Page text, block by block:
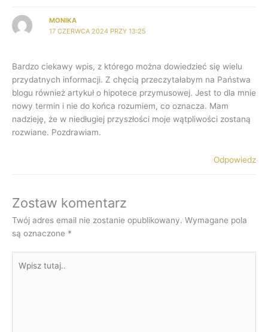
MONIKA
17 CZERWCA 2024 PRZY 13:25
Bardzo ciekawy wpis, z którego można dowiedzieć się wielu
przydatnych informacji. Z chęcią przeczytałabym na Państwa
blogu również artykuł o hipotece przymusowej. Jest to dla mnie
nowy termin i nie do końca rozumiem, co oznacza. Mam
nadzieję, że w niedługiej przyszłości moje wątpliwości zostaną
rozwiane. Pozdrawiam.
Odpowiedz
Zostaw komentarz
Twój adres email nie zostanie opublikowany. Wymagane pola
są oznaczone *
tutaj..